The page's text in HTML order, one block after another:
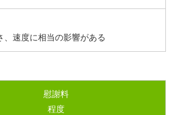
、速度に相当の影響がある
慰謝料
程度